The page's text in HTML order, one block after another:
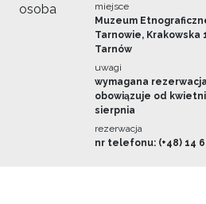
osoba
miejsce
Muzeum
Tarnowie, Krakowska
Tarnów
uwagi
wymagana
obowiązuje od
sierpnia
rezerwacja
nr telefonu: (+48) 14